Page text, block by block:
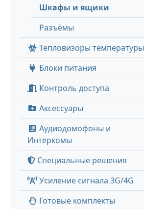
Шкафы и ящики
Разъёмы
Тепловизоры температуры
Блоки питания
Контроль доступа
Аксессуары
Аудиодомофоны и
Интеркомы
Специальные решения
Усиление сигнала 3G/4G
Готовые комплекты